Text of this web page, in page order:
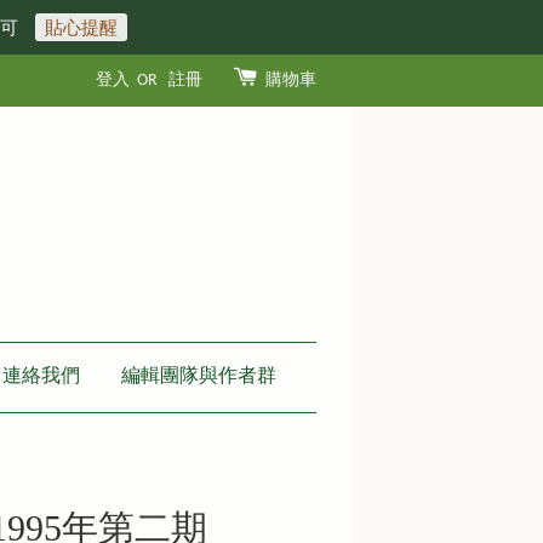
貼心提醒
登入 OR 註冊 購物車
連絡我們 編輯團隊與作者群
年第二期